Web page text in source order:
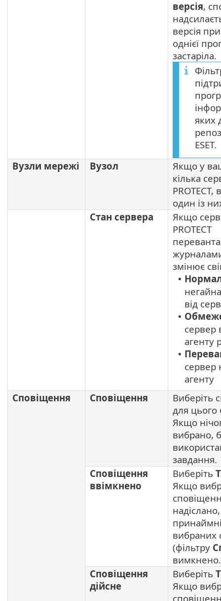
версія,
версія
однієї
застаріла.
яких
ESET.
Вузли мережі
Вузол
Якщо у
кілька
PROTECT,
один із
Стан сервера
Якщо
PROTECT
змінює
•
від
•
сервер
агенту
•
сервер
агенту
Сповіщення
Сповіщення
Виберіть
для цього
Якщо
вибрано,
завдання.
Сповіщення
ввімкнено
Виберіть
Якщо
вибраних
(фільтру
вимкнено.
Сповіщення
дійсне
Виберіть
Якщо